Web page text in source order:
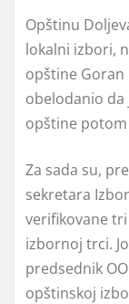
Opštinu
lokalni izbori,
opštine Goran
obelodanio da
opštine potom
Za sada su,
sekretara
verifikovane
izbornoj trci.
predsednik
opštinskoj